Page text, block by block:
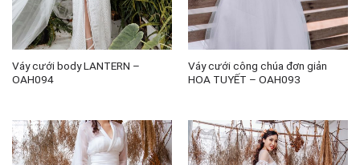
Váy cưới body LANTERN –
OAH094
Váy cưới công chúa đơn giản
HOA TUYẾT – OAH093